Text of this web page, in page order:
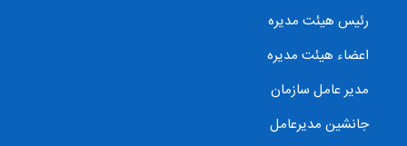
رئیس هیئت مدیره
اعضاء هیئت مدیره
مدیر عامل سازمان
جانشین مدیرعامل